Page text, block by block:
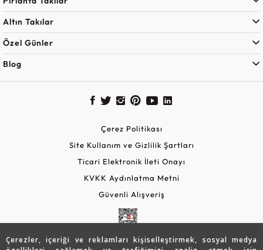
Çerezler, içeriği ve reklamları kişiselleştirmek, sosyal medya
Altın Takılar
Özel Günler
Blog
Çerez Politikası
Site Kullanım ve Gizlilik Şartları
Ticari Elektronik İleti Onayı
KVKK Aydınlatma Metni
Güvenli Alışveriş